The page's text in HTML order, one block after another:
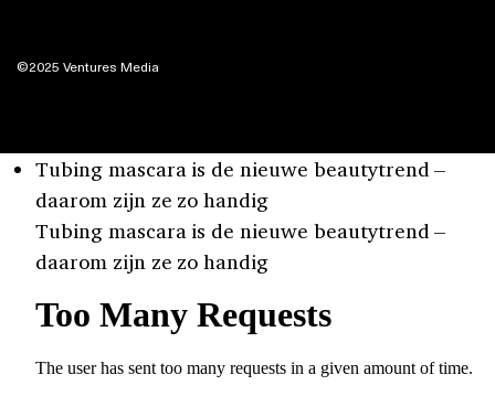
©2025 Ventures Media
Tubing mascara is de nieuwe beautytrend –
daarom zijn ze zo handig
Tubing mascara is de nieuwe beautytrend –
daarom zijn ze zo handig